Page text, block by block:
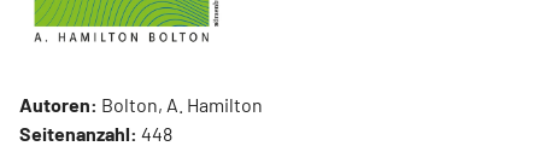
Autoren: Bolton, A. Hamilton
Seitenanzahl: 448